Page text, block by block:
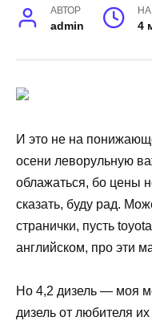
АВТОР
admin 4
И это не на
осени леворульную
облажаться, бо цены
сказать, буду рад.
странички, пусть
английском, про эти
Но 4,2 дизель — моя
дизель от любителя